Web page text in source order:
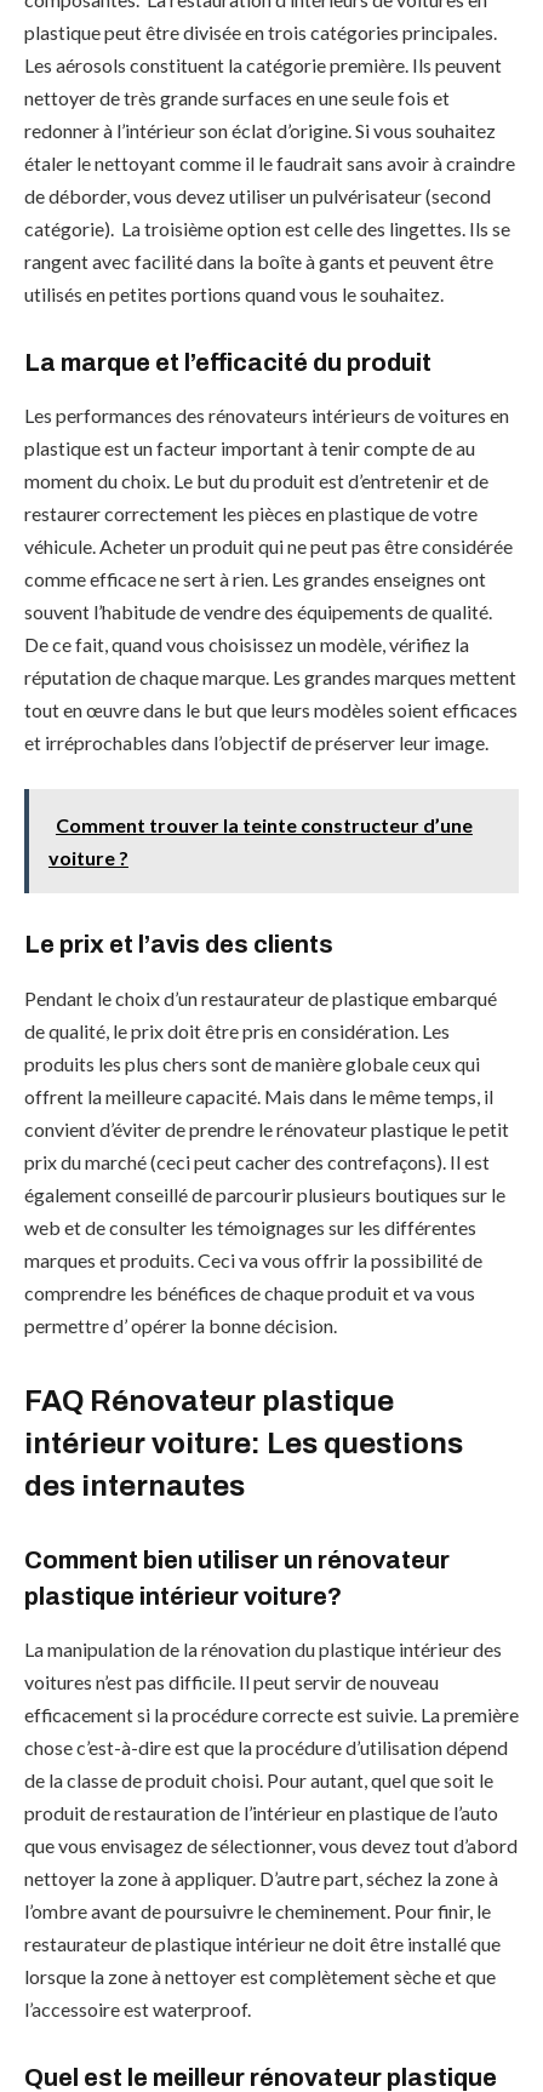
plastique peut être divisée en trois catégories principales.
Les aérosols constituent la catégorie première. Ils peuvent
nettoyer de très grande surfaces en une seule fois et
redonner à l’intérieur son éclat d’origine. Si vous souhaitez
étaler le nettoyant comme il le faudrait sans avoir à craindre
de déborder, vous devez utiliser un pulvérisateur (second
catégorie). La troisième option est celle des lingettes. Ils se
rangent avec facilité dans la boîte à gants et peuvent être
utilisés en petites portions quand vous le souhaitez.
La marque et l’efficacité du produit
Les performances des rénovateurs intérieurs de voitures en
plastique est un facteur important à tenir compte de au
moment du choix. Le but du produit est d’entretenir et de
restaurer correctement les pièces en plastique de votre
véhicule. Acheter un produit qui ne peut pas être considérée
comme efficace ne sert à rien. Les grandes enseignes ont
souvent l’habitude de vendre des équipements de qualité.
De ce fait, quand vous choisissez un modèle, vérifiez la
réputation de chaque marque. Les grandes marques mettent
tout en œuvre dans le but que leurs modèles soient efficaces
et irréprochables dans l’objectif de préserver leur image.
Comment trouver la teinte constructeur d’une
voiture ?
Le prix et l’avis des clients
Pendant le choix d’un restaurateur de plastique embarqué
de qualité, le prix doit être pris en considération. Les
produits les plus chers sont de manière globale ceux qui
offrent la meilleure capacité. Mais dans le même temps, il
convient d’éviter de prendre le rénovateur plastique le petit
prix du marché (ceci peut cacher des contrefaçons). Il est
également conseillé de parcourir plusieurs boutiques sur le
web et de consulter les témoignages sur les différentes
marques et produits. Ceci va vous offrir la possibilité de
comprendre les bénéfices de chaque produit et va vous
permettre d’ opérer la bonne décision.
FAQ Rénovateur plastique
intérieur voiture: Les questions
des internautes
Comment bien utiliser un rénovateur
plastique intérieur voiture?
La manipulation de la rénovation du plastique intérieur des
voitures n’est pas difficile. Il peut servir de nouveau
efficacement si la procédure correcte est suivie. La première
chose c’est-à-dire est que la procédure d’utilisation dépend
de la classe de produit choisi. Pour autant, quel que soit le
produit de restauration de l’intérieur en plastique de l’auto
que vous envisagez de sélectionner, vous devez tout d’abord
nettoyer la zone à appliquer. D’autre part, séchez la zone à
l’ombre avant de poursuivre le cheminement. Pour finir, le
restaurateur de plastique intérieur ne doit être installé que
lorsque la zone à nettoyer est complètement sèche et que
l’accessoire est waterproof.
Quel est le meilleur rénovateur plastique